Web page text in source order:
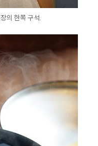
의 한쪽 구석.